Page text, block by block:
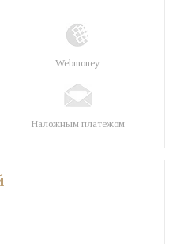
Webmoney
Наложным платежом